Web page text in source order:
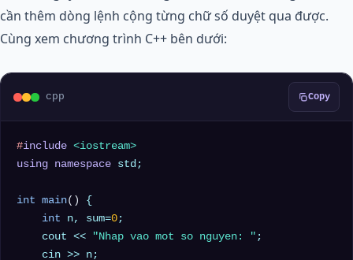
cần thêm dòng lệnh cộng từng chữ số duyệt qua được.
Cùng xem chương trình C++ bên dưới:
cpp Copy
#include <iostream>
using namespace std;
int main()
{
int n, sum=0;
    cout <<
"Nhap vao mot so nguyen: " ;
    cin >> n;